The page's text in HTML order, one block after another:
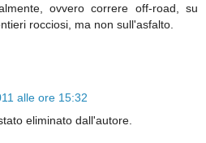
ovvero correre off-road, su
rocciosi, ma non sull'asfalto.
alle ore 15:32
eliminato dall'autore.